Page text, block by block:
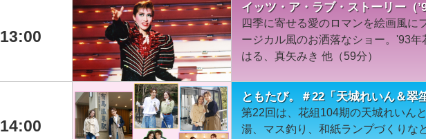
13:00
イッツ・ア・ラブ・ストーリー（
四季に寄せる愛のロマンを絵画風に
ージカル風のお洒落なショー。'93
はる、真矢みき 他（59分）
14:00
ともたび。＃22「天城れいん＆翠
第22回は、花組104期の天城れいん
湯、マス釣り、和紙ランプづくりな